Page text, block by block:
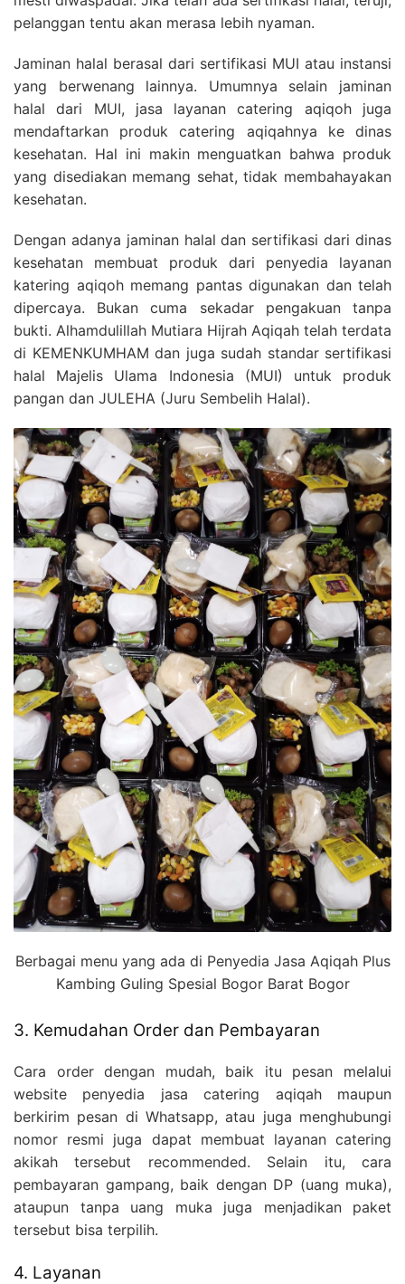
pelanggan tentu akan merasa lebih nyaman.
Jaminan halal berasal dari sertifikasi MUI atau instansi
yang berwenang lainnya. Umumnya selain jaminan
halal dari MUI, jasa layanan catering aqiqoh juga
mendaftarkan produk catering aqiqahnya ke dinas
kesehatan. Hal ini makin menguatkan bahwa produk
yang disediakan memang sehat, tidak membahayakan
kesehatan.
Dengan adanya jaminan halal dan sertifikasi dari dinas
kesehatan membuat produk dari penyedia layanan
katering aqiqoh memang pantas digunakan dan telah
dipercaya. Bukan cuma sekadar pengakuan tanpa
bukti. Alhamdulillah Mutiara Hijrah Aqiqah telah terdata
di KEMENKUMHAM dan juga sudah standar sertifikasi
halal Majelis Ulama Indonesia (MUI) untuk produk
pangan dan JULEHA (Juru Sembelih Halal).
Berbagai menu yang ada di Penyedia Jasa Aqiqah Plus
Kambing Guling Spesial Bogor Barat Bogor
3. Kemudahan Order dan Pembayaran
Cara order dengan mudah, baik itu pesan melalui
website penyedia jasa catering aqiqah maupun
berkirim pesan di Whatsapp, atau juga menghubungi
nomor resmi juga dapat membuat layanan catering
akikah tersebut recommended. Selain itu, cara
pembayaran gampang, baik dengan DP (uang muka),
ataupun tanpa uang muka juga menjadikan paket
tersebut bisa terpilih.
4. Layanan